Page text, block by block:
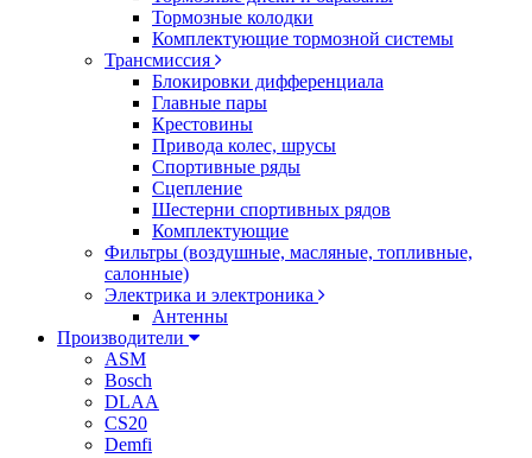
Тормозные колодки
Комплектующие тормозной системы
Трансмиссия
Блокировки дифференциала
Главные пары
Крестовины
Привода колес, шрусы
Спортивные ряды
Сцепление
Шестерни спортивных рядов
Комплектующие
Фильтры (воздушные, масляные, топливные,
салонные)
Электрика и электроника
Антенны
Производители
ASM
Bosch
DLAA
CS20
Demfi